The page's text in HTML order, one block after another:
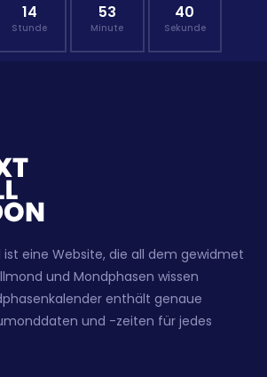
14
Stunde
53
Minute
39
Sekunde
eine Website, die all dem gewidmet
und Mondphasen wissen
enthält genaue
und -zeiten für jedes